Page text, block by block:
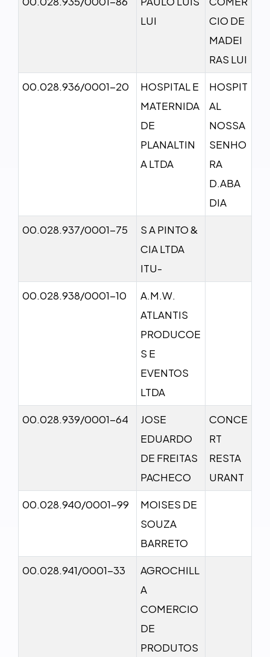
LUI
CIO DE
MADEI
RAS LUI
00.028.936/0001-20
HOSPITAL E
MATERNIDA
DE
PLANALTIN
A LTDA
HOSPIT
AL
NOSSA
SENHO
RA
D.ABA
DIA
00.028.937/0001-75
S A PINTO &
CIA LTDA
ITU-
00.028.938/0001-10
A.M.W.
ATLANTIS
PRODUCOE
S E
EVENTOS
LTDA
00.028.939/0001-64
JOSE
EDUARDO
DE FREITAS
PACHECO
CONCE
RT
RESTA
URANT
00.028.940/0001-99
MOISES DE
SOUZA
BARRETO
00.028.941/0001-33
AGROCHILL
A
COMERCIO
DE
PRODUTOS